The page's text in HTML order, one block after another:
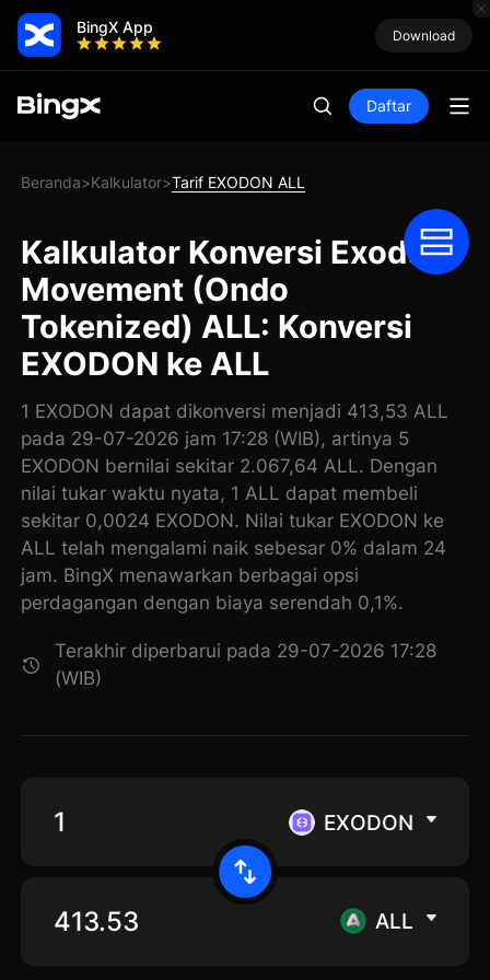
BingX App Download
Daftar
Beranda>Kalkulator>Tarif EXODON ALL
Kalkulator Konversi Exodus
Movement (Ondo
Tokenized) ALL: Konversi
EXODON ke ALL
1 EXODON dapat dikonversi menjadi 413,53 ALL
pada 29-07-2026 jam 17:28 (WIB), artinya 5
EXODON bernilai sekitar 2.067,64 ALL. Dengan
nilai tukar waktu nyata, 1 ALL dapat membeli
sekitar 0,0024 EXODON. Nilai tukar EXODON ke
ALL telah mengalami naik sebesar 0% dalam 24
jam. BingX menawarkan berbagai opsi
perdagangan dengan biaya serendah 0,1%.
Terakhir diperbarui pada 29-07-2026 17:28
(WIB)
EXODON
ALL